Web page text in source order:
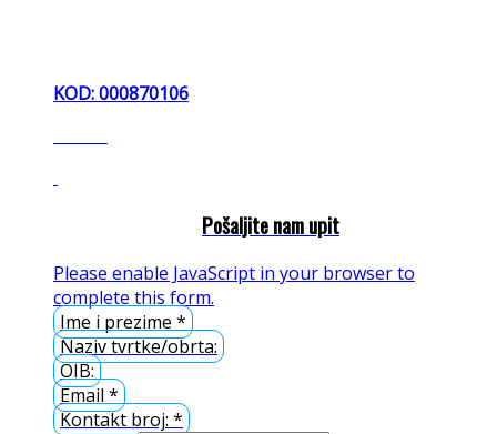
KOD: 000870106
Pošaljite nam upit
Please enable JavaScript in your browser to
complete this form.
Ime i prezime *
Naziv tvrtke/obrta:
OIB:
Email *
Kontakt broj: *